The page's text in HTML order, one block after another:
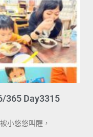
365 Day3315
小悠悠叫醒，